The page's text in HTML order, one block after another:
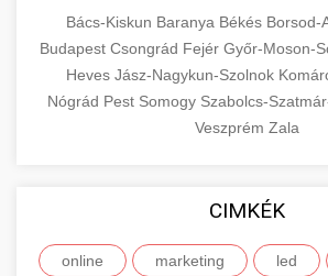
Bács-Kiskun Baranya Békés Borsod-
Budapest Csongrád Fejér Győr-Moson-
Heves Jász-Nagykun-Szolnok
Nógrád Pest Somogy Szabolcs-
Veszprém Zala
CIMKÉK
online marketing led